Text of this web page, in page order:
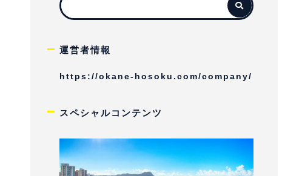
運営者情報
https://okane-hosoku.com/company/
スペシャルコンテンツ